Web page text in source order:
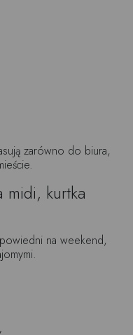
zarówno do biura,
kurtka
na weekend,